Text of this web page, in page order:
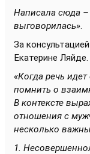
Написала сюда –
выговорилась».
За
Екатерине
«Когда речь
помнить о
В контексте
отношения с
несколько
1.